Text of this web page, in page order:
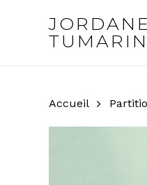
JORDANE
Accueil